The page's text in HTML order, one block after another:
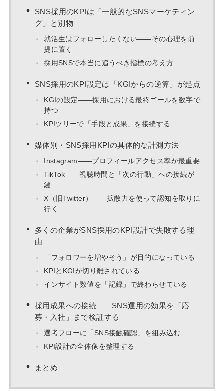
SNS採用のKPIは「一般的なSNSマーケティン
グ」と別物
就活生はフォローしたくない——その心理を前
提に置く
採用SNSで本当に追うべき指標の考え方
SNS採用のKPI設定は「KGIからの逆算」が起点
KGIの設定——採用における最終ゴールを数字で
持つ
KPIツリーで「手段と成果」を接続する
媒体別・SNS採用KPIの具体的な計測方法
Instagram——プロフィールアクセス率が最重要
TikTok——視聴時間と「次の行動」への接続が
鍵
X（旧Twitter）——拡散力を使って認知を取りに
行く
多くの企業がSNS採用のKPI設計で失敗する理
由
「フォロワーを増やそう」が目的になっている
KPIとKGIが切り離されている
インサイト数値を「記録」で終わらせている
採用成果への接続——SNS運用の効果を「応
募・入社」まで検証する
選考フローに「SNS接触確認」を組み込む
KPI設計の全体像を整理する
まとめ